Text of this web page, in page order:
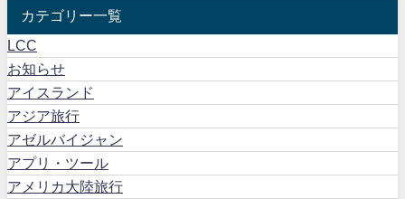
カテゴリー一覧
LCC
お知らせ
アイスランド
アジア旅行
アゼルバイジャン
アプリ・ツール
アメリカ大陸旅行